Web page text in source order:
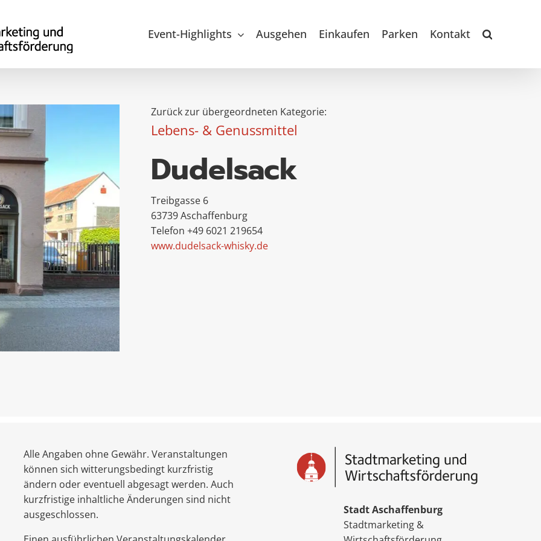
Event-Highlights Ausgehen Einkaufen Parken Kontakt
Zurück zur übergeordneten Kategorie:
Lebens- & Genussmittel
Dudelsack
Treibgasse 6
63739 Aschaffenburg
Telefon +49 6021 219654
www.dudelsack-whisky.de
Alle Angaben ohne Gewähr. Veranstaltungen
können sich witterungsbedingt kurzfristig
ändern oder eventuell abgesagt werden. Auch
kurzfristige inhaltliche Änderungen sind nicht
ausgeschlossen.
Stadt Aschaffenburg
Stadtmarketing &